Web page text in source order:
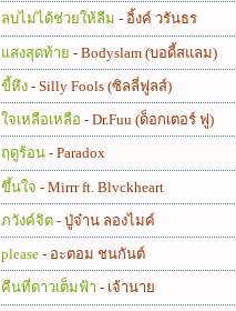
ลบไม่ได้ช่วยให้ลืม - อิ้งค์ วรันธร
แสงสุดท้าย - Bodyslam (บอดี้สแลม)
ขี้หึง - Silly Fools (ซิลลี่ฟูลส์)
ใจเหลือเหลือ - Dr.Fuu (ด็อกเตอร์ ฟู)
ฤดูร้อน - Paradox
ขึ้นใจ - Mirrr ft. Blvckheart
ภวังค์จิต - ปู่จ๋าน ลองไมค์
please - อะตอม ชนกันต์
คืนที่ดาวเต็มฟ้า - เจ้านาย